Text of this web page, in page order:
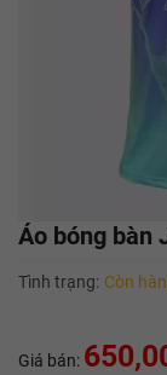
Áo bóng bàn
Tình trạng: Còn
Giá bán: